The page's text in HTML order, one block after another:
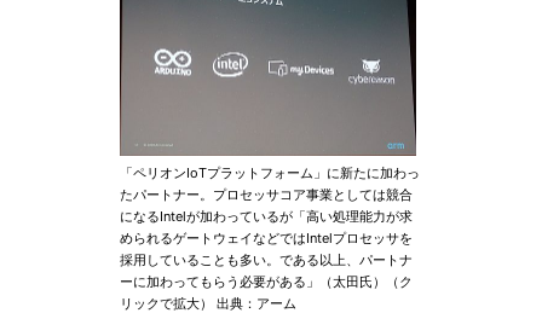
「ペリオンIoTプラットフォーム」に新たに加わっ
たパートナー。プロセッサコア事業としては競合
になるIntelが加わっているが「高い処理能力が求
められるゲートウェイなどではIntelプロセッサを
採用していることも多い。である以上、パートナ
ーに加わってもらう必要がある」（太田氏）（ク
リックで拡大） 出典：アーム